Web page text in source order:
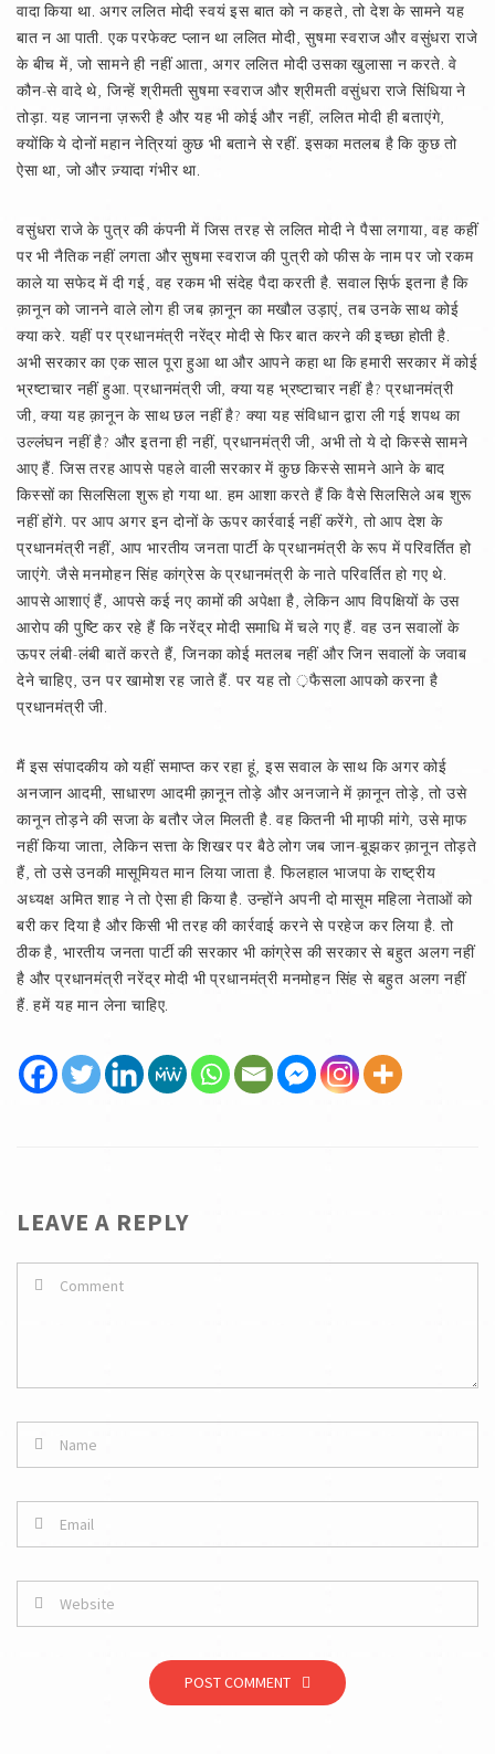
वादा किया था. अगर ललित मोदी स्वयं इस बात को न कहते, तो देश के सामने यह
बात न आ पाती. एक परफेक्ट प्लान था ललित मोदी, सुषमा स्वराज और वसुंधरा राजे
के बीच में, जो सामने ही नहीं आता, अगर ललित मोदी उसका खुलासा न करते. वे
कौन-से वादे थे, जिन्हें श्रीमती सुषमा स्वराज और श्रीमती वसुंधरा राजे सिंधिया ने
तोड़ा. यह जानना ज़रूरी है और यह भी कोई और नहीं, ललित मोदी ही बताएंगे,
क्योंकि ये दोनों महान नेत्रियां कुछ भी बताने से रहीं. इसका मतलब है कि कुछ तो
ऐसा था, जो और ज़्यादा गंभीर था.
वसुंधरा राजे के पुत्र की कंपनी में जिस तरह से ललित मोदी ने पैसा लगाया, वह कहीं
पर भी नैतिक नहीं लगता और सुषमा स्वराज की पुत्री को फीस के नाम पर जो रकम
काले या सफेद में दी गई, वह रकम भी संदेह पैदा करती है. सवाल स़िर्फ इतना है कि
क़ानून को जानने वाले लोग ही जब क़ानून का मखौल उड़ाएं, तब उनके साथ कोई
क्या करे. यहीं पर प्रधानमंत्री नरेंद्र मोदी से फिर बात करने की इच्छा होती है.
अभी सरकार का एक साल पूरा हुआ था और आपने कहा था कि हमारी सरकार में कोई
भ्रष्टाचार नहीं हुआ. प्रधानमंत्री जी, क्या यह भ्रष्टाचार नहीं है? प्रधानमंत्री
जी, क्या यह क़ानून के साथ छल नहीं है? क्या यह संविधान द्वारा ली गई शपथ का
उल्लंघन नहीं है? और इतना ही नहीं, प्रधानमंत्री जी, अभी तो ये दो किस्से सामने
आए हैं. जिस तरह आपसे पहले वाली सरकार में कुछ किस्से सामने आने के बाद
किस्सों का सिलसिला शुरू हो गया था. हम आशा करते हैं कि वैसे सिलसिले अब शुरू
नहीं होंगे. पर आप अगर इन दोनों के ऊपर कार्रवाई नहीं करेंगे, तो आप देश के
प्रधानमंत्री नहीं, आप भारतीय जनता पार्टी के प्रधानमंत्री के रूप में परिवर्तित हो
जाएंगे. जैसे मनमोहन सिंह कांग्रेस के प्रधानमंत्री के नाते परिवर्तित हो गए थे.
आपसे आशाएं हैं, आपसे कई नए कामों की अपेक्षा है, लेकिन आप विपक्षियों के उस
आरोप की पुष्टि कर रहे हैं कि नरेंद्र मोदी समाधि में चले गए हैं. वह उन सवालों के
ऊपर लंबी-लंबी बातें करते हैं, जिनका कोई मतलब नहीं और जिन सवालों के जवाब
देने चाहिए, उन पर खामोश रह जाते हैं. पर यह तो ़फैसला आपको करना है
प्रधानमंत्री जी.
मैं इस संपादकीय को यहीं समाप्त कर रहा हूं, इस सवाल के साथ कि अगर कोई
अनजान आदमी, साधारण आदमी क़ानून तोड़े और अनजाने में क़ानून तोड़े, तो उसे
कानून तोड़ने की सजा के बतौर जेल मिलती है. वह कितनी भी मा़फी मांगे, उसे मा़फ
नहीं किया जाता, लेेकिन सत्ता के शिखर पर बैठे लोग जब जान-बूझकर क़ानून तोड़ते
हैं, तो उसे उनकी मासूमियत मान लिया जाता है. फिलहाल भाजपा के राष्ट्रीय
अध्यक्ष अमित शाह ने तो ऐसा ही किया है. उन्होंने अपनी दो मासूम महिला नेताओं को
बरी कर दिया है और किसी भी तरह की कार्रवाई करने से परहेज कर लिया है. तो
ठीक है, भारतीय जनता पार्टी की सरकार भी कांग्रेस की सरकार से बहुत अलग नहीं
है और प्रधानमंत्री नरेंद्र मोदी भी प्रधानमंत्री मनमोहन सिंह से बहुत अलग नहीं
हैं. हमें यह मान लेना चाहिए.
LEAVE A REPLY
POST COMMENT